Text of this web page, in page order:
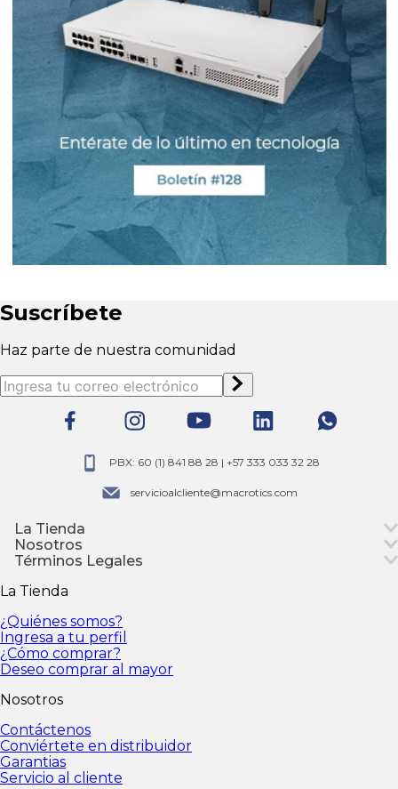
Suscríbete
Haz parte de nuestra comunidad
PBX: 60 (1) 841 88 28 | +57 333 033 32 28
servicioalcliente@macrotics.com
La Tienda
¿Quiénes somos?
comprar?
Deseo comprar al mayor
Nosotros
Contáctenos
Conviértete en
Términos Legales
personales
devoluciones
La Tienda
¿Quiénes somos?
Ingresa a tu perfil
¿Cómo comprar?
Deseo comprar al mayor
Nosotros
Contáctenos
Conviértete en distribuidor
Garantias
Servicio al cliente